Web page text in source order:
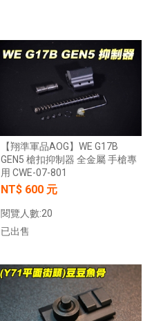
【翔準軍品AOG】WE G17B
GEN5 槍扣抑制器 全金屬 手槍專
用 CWE-07-801
NT$ 600 元
閱覽人數:20
已出售
加入購物車